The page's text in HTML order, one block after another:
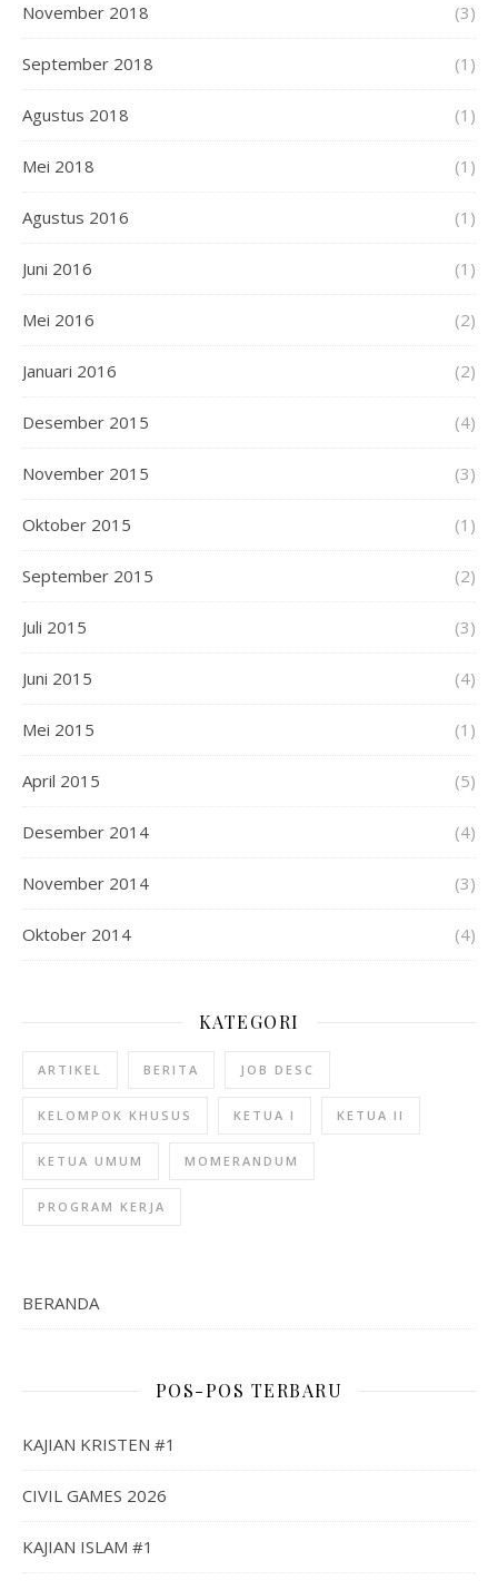
November 2018 (3)
September 2018 (1)
Agustus 2018 (1)
Mei 2018 (1)
Agustus 2016 (1)
Juni 2016 (1)
Mei 2016 (2)
Januari 2016 (2)
Desember 2015 (4)
November 2015 (3)
Oktober 2015 (1)
September 2015 (2)
Juli 2015 (3)
Juni 2015 (4)
Mei 2015 (1)
April 2015 (5)
Desember 2014 (4)
November 2014 (3)
Oktober 2014 (4)
KATEGORI
ARTIKEL BERITA JOB DESC
KELOMPOK KHUSUS KETUA I KETUA II
KETUA UMUM MOMERANDUM
PROGRAM KERJA
BERANDA
POS-POS TERBARU
KAJIAN KRISTEN #1
CIVIL GAMES 2026
KAJIAN ISLAM #1